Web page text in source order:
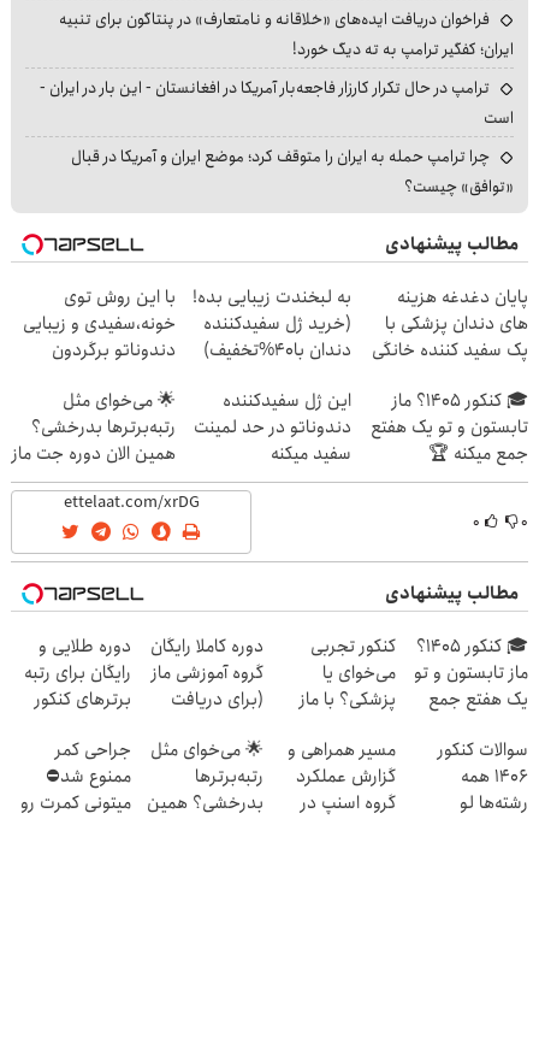
فراخوان دریافت ایده‌های «خلاقانه و نامتعارف» در پنتاگون برای تنبیه
ایران؛ کفگیر ترامپ به ته دیگ خورد!
ترامپ در حال تکرار کارزار فاجعه‌بار آمریکا در افغانستان - این بار در ایران -
است
چرا ترامپ حمله به ایران را متوقف کرد؛ موضع ایران و آمریکا در قبال
«توافق» چیست؟
مطالب پیشنهادی
پایان دغدغه هزینه
های دندان پزشکی با
پک سفید کننده خانگی
به لبخندت زیبایی بده!
(خرید ژل سفیدکننده
دندان با40%تخفیف)
با این روش توی
خونه،سفیدی و زیبایی
دندوناتو برگردون
🎓 کنکور ۱۴۰5؟ ماز
تابستون و تو یک هفتع
جمع میکنه 🏆
این ژل سفیدکننده
دندوناتو در حد لمینت
سفید میکنه
(40%تخفیف)
🌟 می‌خوای مثل
رتبه‌برترها بدرخشی؟
همین الان دوره جت ماز
رو شروع ک
۰ ۰
مطالب پیشنهادی
🎓 کنکور ۱۴۰5؟
ماز تابستون و تو
یک هفتع جمع
کنکور تجربی
می‌خوای یا
پزشکی؟ با ماز
دوره کاملا رایگان
گروه آموزشی ماز
(برای دریافت
دوره طلایی و
رایگان برای رتبه
برترهای کنکور
سوالات کنکور
1406 همه
رشته‌ها لو
مسیر همراهی و
گزارش عملکرد
گروه اسنپ در
🌟 می‌خوای مثل
رتبه‌برترها
بدرخشی؟ همین
جراحی کمر
ممنوع شد⛔
میتونی کمرت رو